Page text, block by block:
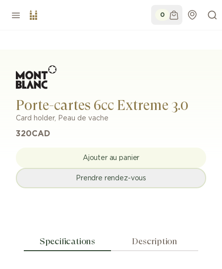
0
Porte-cartes 6cc Extreme 3.0
Card holder, Peau de vache
320CAD
Ajouter au panier
Prendre rendez-vous
Specifications Description